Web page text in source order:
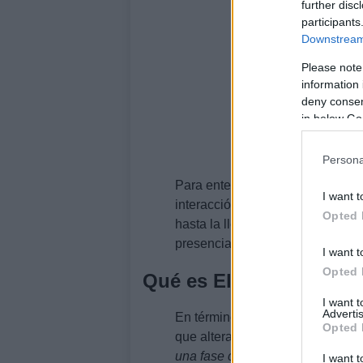
further
Please
information
deny
in below
I want
Opted
I want
Opted
I want
Opted
I want
Para entender por qué hay que
interacción de múltiples
hasta la llegada de
masas de
presencia de
Qué es El Niño y cómo
En términos sencillos, El Niño
que altera las condiciones
una fase cálida del sistema